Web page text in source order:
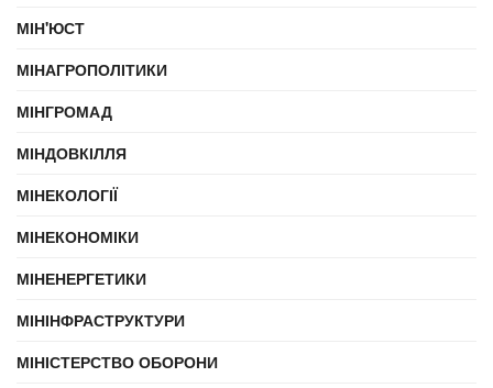
МІН'ЮСТ
МІНАГРОПОЛІТИКИ
МІНГРОМАД
МІНДОВКІЛЛЯ
МІНЕКОЛОГІЇ
МІНЕКОНОМІКИ
МІНЕНЕРГЕТИКИ
МІНІНФРАСТРУКТУРИ
МІНІСТЕРСТВО ОБОРОНИ